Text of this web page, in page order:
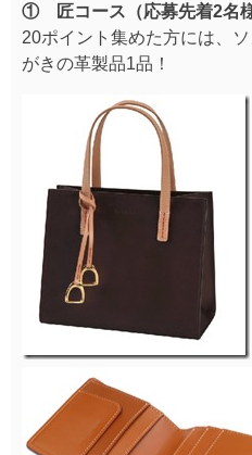
① 匠コース（応募先着2名様
20ポイント集めた方には、
がきの革製品1品！